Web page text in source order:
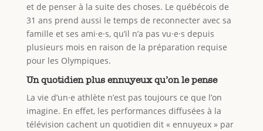
et de penser à la suite des choses. Le québécois de
31 ans prend aussi le temps de reconnecter avec sa
famille et ses ami·e·s, qu’il n’a pas vu·e·s depuis
plusieurs mois en raison de la préparation requise
pour les Olympiques.
Un quotidien plus ennuyeux qu’on le pense
La vie d’un·e athlète n’est pas toujours ce que l’on
imagine. En effet, les performances diffusées à la
télévision cachent un quotidien dit « ennuyeux » par